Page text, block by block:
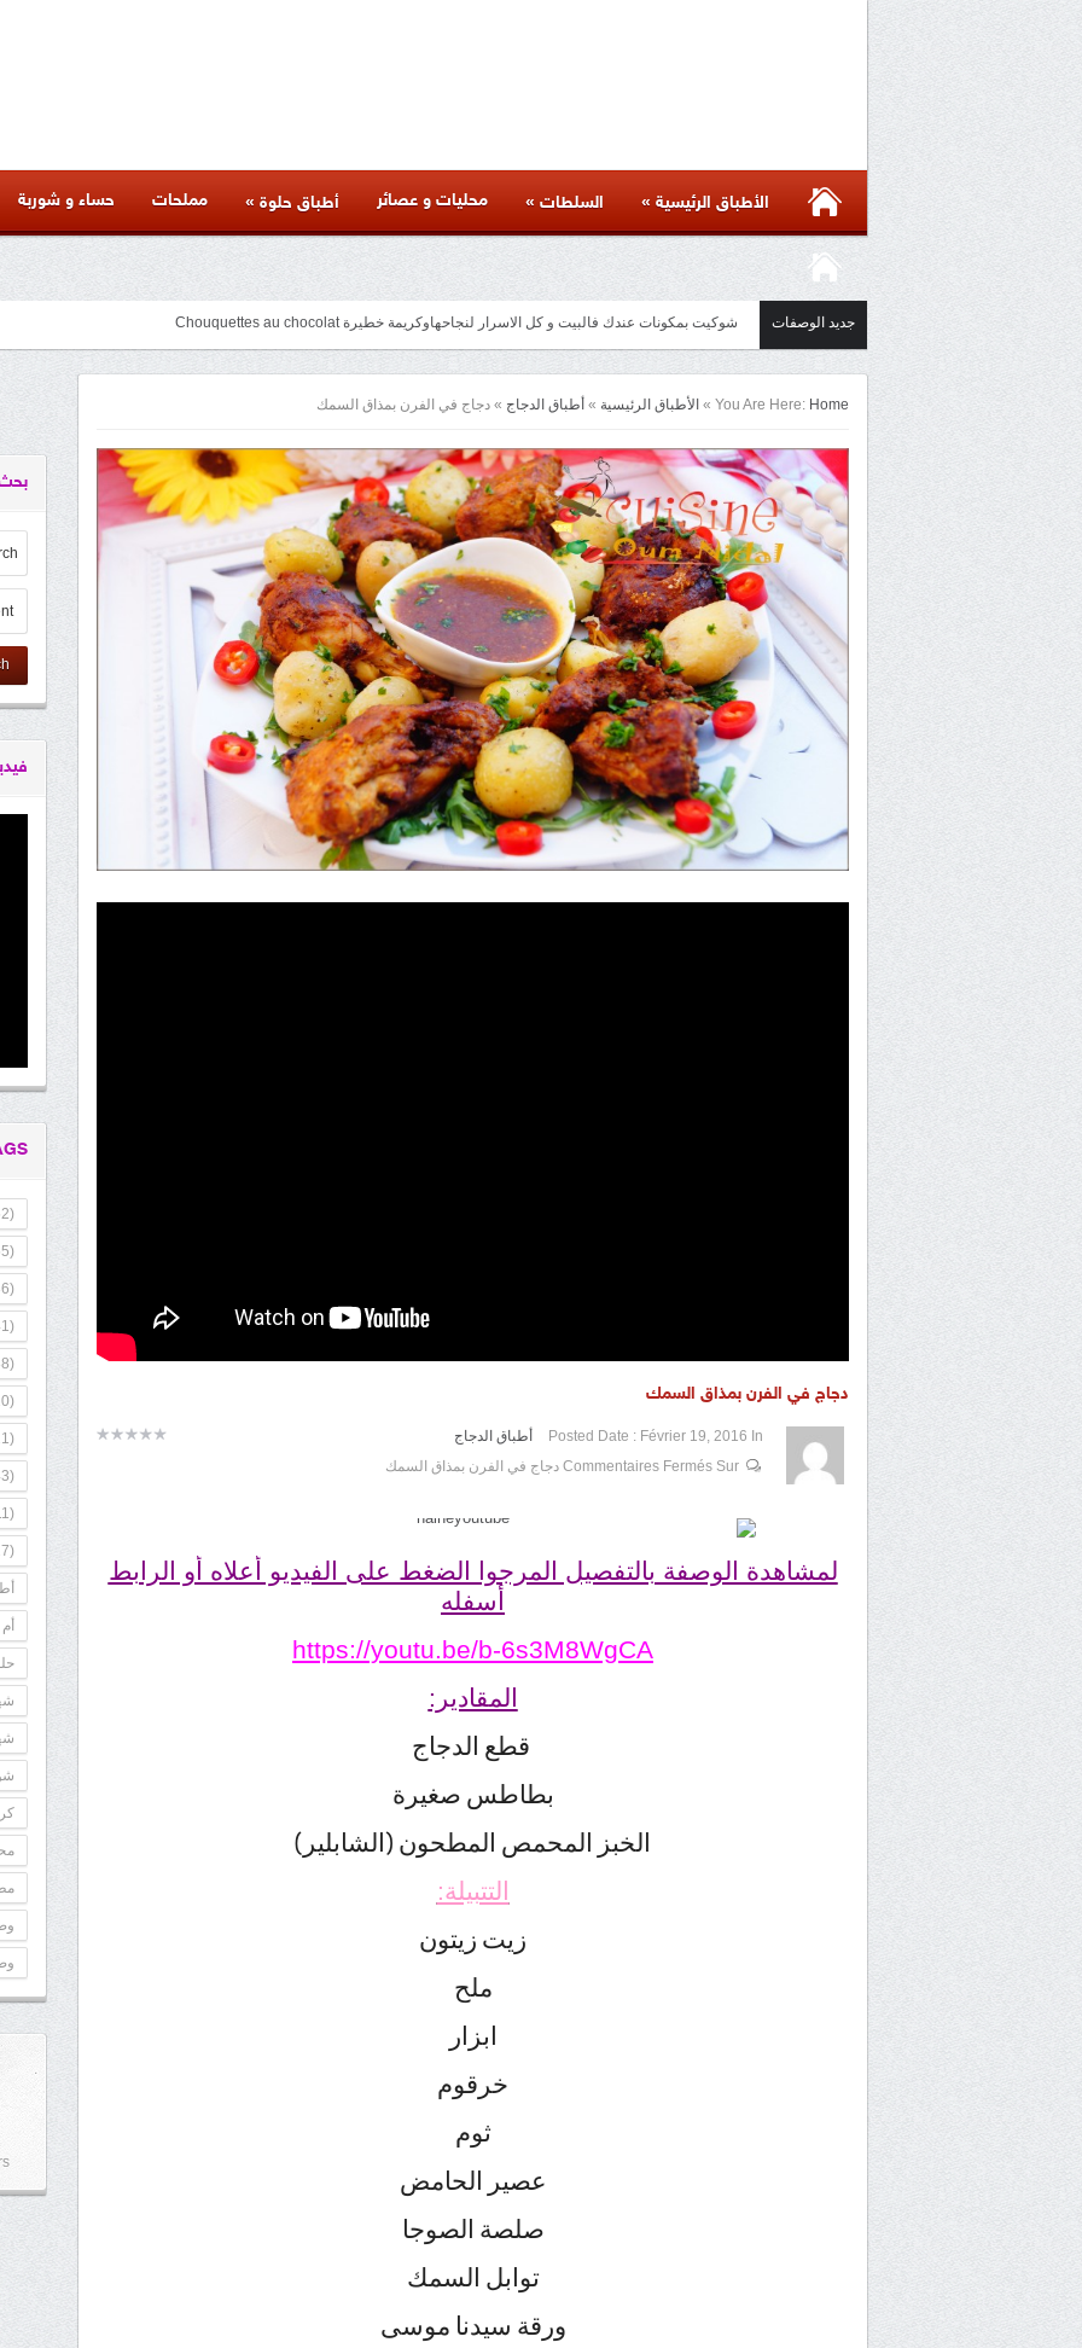
الأطباق الرئيسية » السلطات » محليات و عصائر أطباق حلوة » مملحات حساء و شوربة
جديد الوصفات شوكيت بمكونات عندك فالبيت و كل الاسرار لنجاحهاوكريمة خطيرة Chouquettes au chocolat
You Are Here: Home
» الأطباق الرئيسية » أطباق الدجاج » دجاج في الفرن بمذاق السمك
دجاج في الفرن بمذاق السمك
Posted Date : Février 19, 2016 In
أطباق الدجاج
Commentaires Fermés Sur دجاج في الفرن بمذاق السمك
1 / 5 2 / 5 3 / 5
لمشاهدة الوصفة بالتفصيل المرجوا الضغط على الفيديو أعلاه أو الرابط
أسفله
https://youtu.be/b-6s3M8WgCA
المقادير:
قطع الدجاج
بطاطس صغيرة
الخبز المحمص المطحون (الشابلير)
التتبيلة:
زيت زيتون
ملح
ابزار
خرقوم
ثوم
عصير الحامض
صلصة الصوجا
توابل السمك
ورقة سيدنا موسى